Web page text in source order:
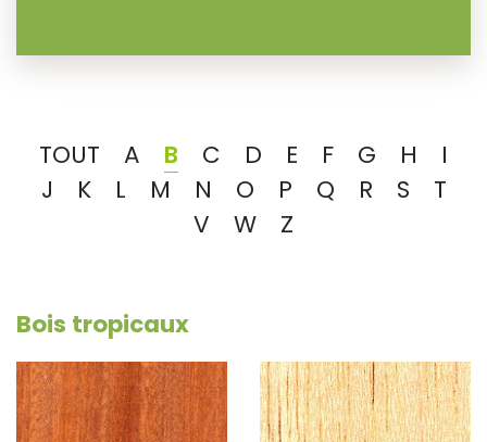
TOUT A B C D E F G H
I
J
K L M N O P Q R S
T
V
W Z
Bois tropicaux